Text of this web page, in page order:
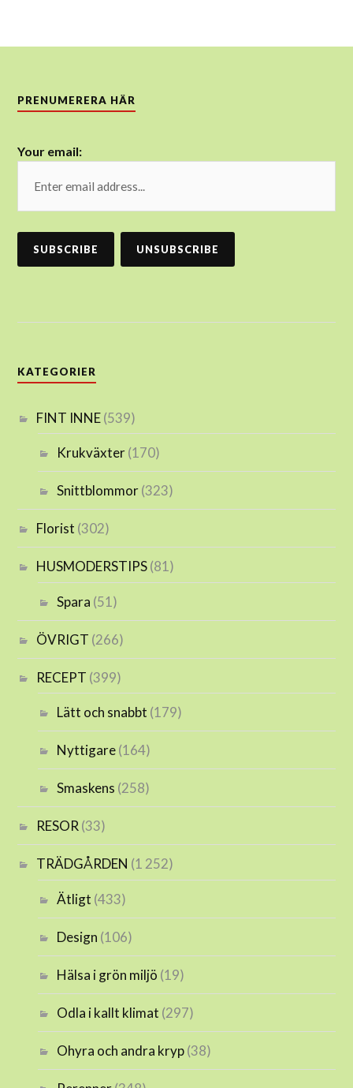
PRENUMERERA HÄR
Your email:
KATEGORIER
FINT INNE(539)
Krukväxter(170)
Snittblommor(323)
Florist (302)
HUSMODERSTIPS(81)
Spara (51)
ÖVRIGT (266)
RECEPT (399)
Lätt och snabbt (179)
Nyttigare(164)
Smaskens (258)
RESOR(33)
TRÄDGÅRDEN (1 252)
Ätligt (433)
Design (106)
Hälsa i grön miljö (19)
Odla i kallt klimat (297)
Ohyra och andra kryp(38)